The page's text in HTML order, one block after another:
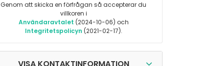
Genom att skicka en förfrågan så accepterar du
villkoren i
Användaravtalet (2024-10-06) och
Integritetspolicyn (2021-02-17).